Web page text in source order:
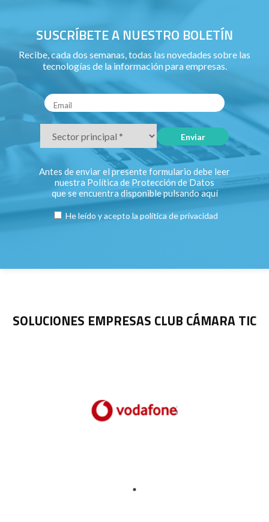
SUSCRÍBETE A NUESTRO BOLETÍN
Recibe, cada dos semanas, todas las novedades sobre las
tecnologías de la información para empresas.
Antes de enviar el presente formulario debe leer
nuestra Política de Protección de Datos
que se encuentra disponible pulsandoaquí
He leído y acepto la política de privacidad
SOLUCIONES EMPRESAS CLUB CÁMARA TIC